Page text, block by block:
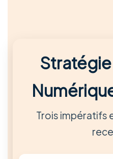
Trois impératifs